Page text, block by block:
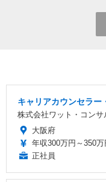
キャリアカウンセラー
株式会社ワット・コンサ
大阪府
年収300万円～350万
正社員